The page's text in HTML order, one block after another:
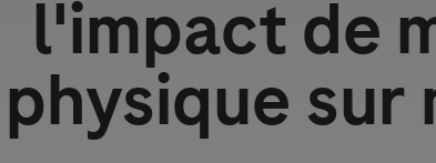
l'impact de
physique sur